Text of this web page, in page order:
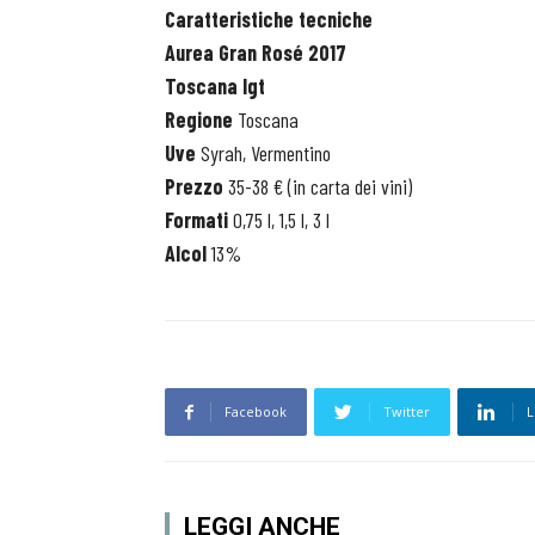
Caratteristiche tecniche
Aurea Gran Rosé 2017
Toscana Igt
Regione Toscana
Uve Syrah, Vermentino
Prezzo 35-38 € (in carta dei vini)
Formati0,75 l, 1,5 l, 3 l
Alcol13%
Facebook Twitter
LEGGI ANCHE